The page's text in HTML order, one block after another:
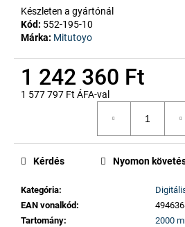
Készleten a gyártónál
Kód: 552-195-10
Márka: Mitutoyo
1 242 360 Ft
1 577 797 Ft ÁFA-val
Kategória:
EAN vonalkód :
Tartomány:
2000
Kérdés Nyomon